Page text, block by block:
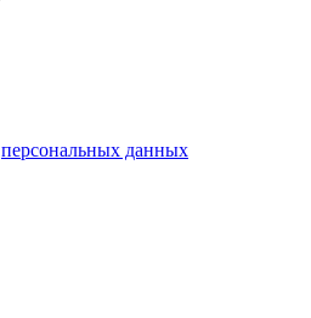
персональных данных